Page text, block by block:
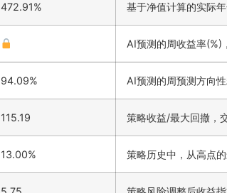
472.91% 基于净值计算的实际
AI预测的周收益率(%)
94.09% AI预测的周预测方向
115.19 策略收益/最大回撤，
13.00% 策略历史中，从高点